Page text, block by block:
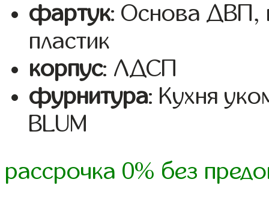
фартук: Основа ДВП,
пластик
корпус: ЛДСП
фурнитура: Кухня
BLUM
рассрочка 0% без